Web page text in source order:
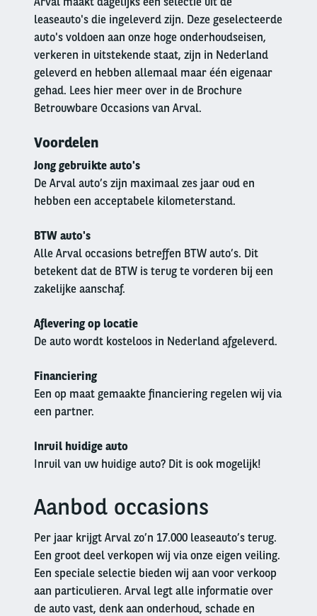
leaseauto's die ingeleverd zijn. Deze geselecteerde
auto's voldoen aan onze hoge onderhoudseisen,
verkeren in uitstekende staat, zijn in Nederland
geleverd en hebben allemaal maar één eigenaar
gehad. Lees hier meer over in de Brochure
Betrouwbare Occasions van Arval.
Voordelen
Jong gebruikte auto's
De Arval auto’s zijn maximaal zes jaar oud en
hebben een acceptabele kilometerstand.
BTW auto's
Alle Arval occasions betreffen BTW auto’s. Dit
betekent dat de BTW is terug te vorderen bij een
zakelijke aanschaf.
Aflevering op locatie
De auto wordt kosteloos in Nederland afgeleverd.
Financiering
Een op maat gemaakte financiering regelen wij via
een partner.
Inruil huidige auto
Inruil van uw huidige auto? Dit is ook mogelijk!
columnAanbod occasions
Per jaar krijgt Arval zo’n 17.000 leaseauto’s terug.
Een groot deel verkopen wij via onze eigen veiling.
Een speciale selectie bieden wij aan voor verkoop
aan particulieren. Arval legt alle informatie over
de auto vast, denk aan onderhoud, schade en